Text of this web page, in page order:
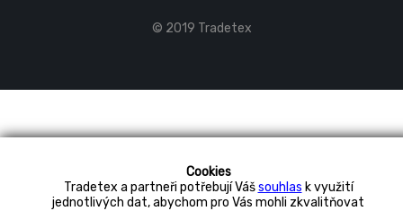
Cookies
Tradetex a partneři potřebují Vášsouhlas k využití
jednotlivých dat, abychom pro Vás mohli zkvalitňovat
© 2019 Tradetex